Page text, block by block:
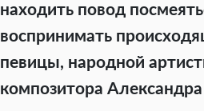
находить повод
воспринимать
певицы, народной
композитора